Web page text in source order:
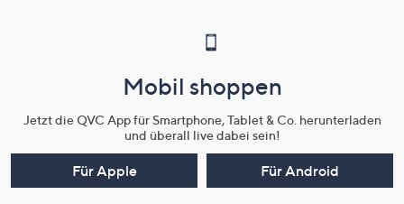
Mobil shoppen
Jetzt die QVC App für Smartphone, Tablet & Co. herunterladen
und überall live dabei sein!
Für Apple Für Android